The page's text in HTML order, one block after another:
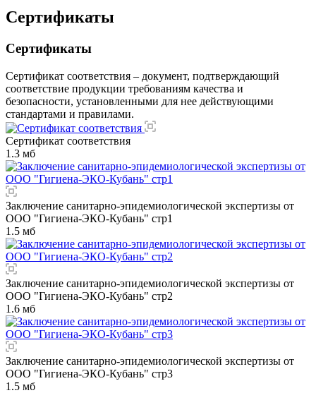
Сертификаты
Сертификаты
Сертификат соответствия – документ, подтверждающий
соответствие продукции требованиям качества и
безопасности, установленными для нее действующими
стандартами и правилами.
Сертификат соответствия
1.3 мб
Заключение санитарно-эпидемиологической экспертизы от
ООО "Гигиена-ЭКО-Кубань" стр1
1.5 мб
Заключение санитарно-эпидемиологической экспертизы от
ООО "Гигиена-ЭКО-Кубань" стр2
1.6 мб
Заключение санитарно-эпидемиологической экспертизы от
ООО "Гигиена-ЭКО-Кубань" стр3
1.5 мб